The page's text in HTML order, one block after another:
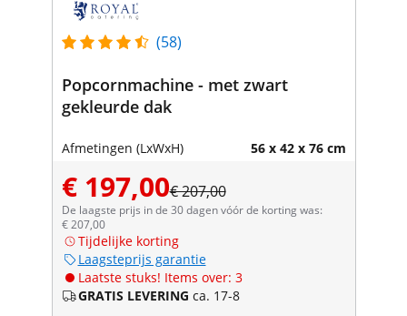
(58)
Popcornmachine - met zwart
gekleurde dak
Afmetingen (LxWxH) 56 x 42 x 76 cm
€ 197,00€ 207,00
De laagste prijs in de 30 dagen vóór de korting was:
€ 207,00
Tijdelijke korting
Laagsteprijs garantie
Laatste stuks! Items over: 3
GRATIS LEVERING ca. 17-8